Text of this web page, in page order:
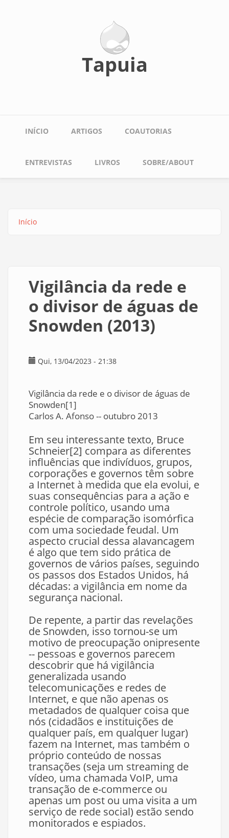
Tapuia
Main
INÍCIO ARTIGOS COAUTORIAS
ENTREVISTAS LIVROS SOBRE/ABOUT
Início
Vigilância da rede e
o divisor de águas de
Snowden (2013)
Qui, 13/04/2023 - 21:38
Vigilância da rede e o divisor de águas de
Snowden[1]
Carlos A. Afonso -- outubro 2013
Em seu interessante texto, Bruce
Schneier[2] compara as diferentes
influências que indivíduos, grupos,
corporações e governos têm sobre
a Internet à medida que ela evolui, e
suas consequências para a ação e
controle político, usando uma
espécie de comparação isomórfica
com uma sociedade feudal. Um
aspecto crucial dessa alavancagem
é algo que tem sido prática de
governos de vários países, seguindo
os passos dos Estados Unidos, há
décadas: a vigilância em nome da
segurança nacional.
De repente, a partir das revelações
de Snowden, isso tornou-se um
motivo de preocupação onipresente
-- pessoas e governos parecem
descobrir que há vigilância
generalizada usando
telecomunicações e redes de
Internet, e que não apenas os
metadados de qualquer coisa que
nós (cidadãos e instituições de
qualquer país, em qualquer lugar)
fazem na Internet, mas também o
próprio conteúdo de nossas
transações (seja um streaming de
vídeo, uma chamada VoIP, uma
transação de e-commerce ou
apenas um post ou uma visita a um
serviço de rede social) estão sendo
monitorados e espiados.